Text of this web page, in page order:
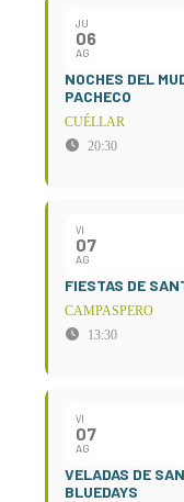
JU
06
AG
NOCHES DEL
PACHECO
CUÉLLAR
20:30
VI
07
AG
FIESTAS DE
CAMPASPERO
13:30
VI
07
AG
VELADAS DE
BLUEDAYS